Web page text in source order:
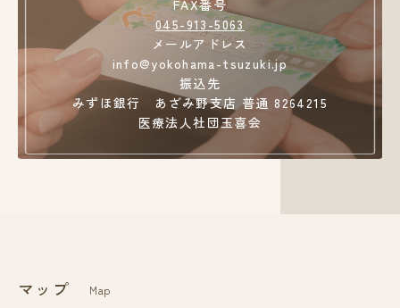
FAX番号
045-913-5063
メールアドレス
info@yokohama-tsuzuki.jp
振込先
みずほ銀行 あざみ野支店 普通 8264215
医療法人社団玉喜会
マップ Map